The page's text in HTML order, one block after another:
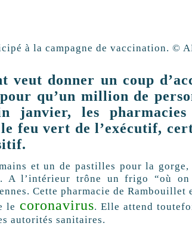
à la campagne de vaccination. ©
veut donner un coup
qu’un million de
janvier, les pharmacies
feu vert de l’exécutif,
et un de pastilles pour la
A l’intérieur trône un frigo “où on
Cette pharmacie de
le coronavirus. Elle attend
autorités sanitaires.